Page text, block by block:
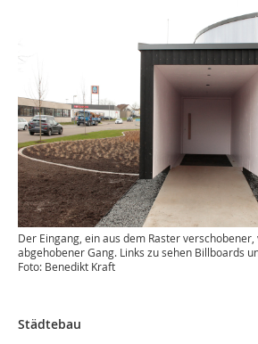
Der Eingang, ein aus dem Raster
abgehobener Gang. Links zu sehen Billboards
Foto: Benedikt Kraft
Städtebau